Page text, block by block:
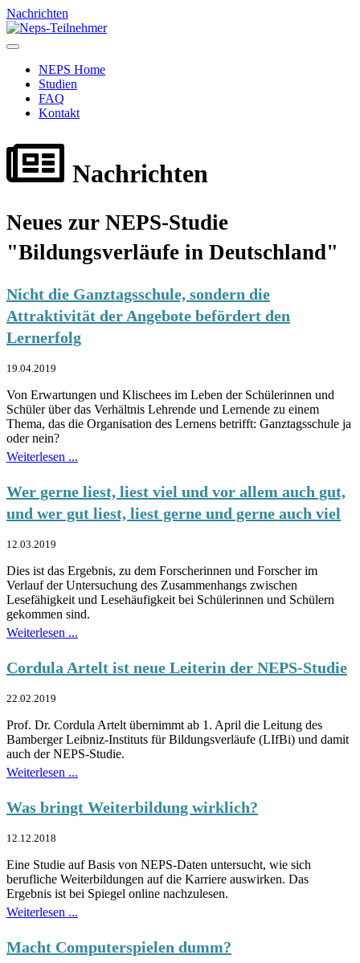
Nachrichten
Toggle
navigationNEPS Home
Studien
FAQ
Kontakt
Nachrichten
Neues zur NEPS-Studie
"Bildungsverläufe in Deutschland"
Nicht die Ganztagsschule, sondern die
Attraktivität der Angebote befördert den
Lernerfolg
19.04.2019
Von Erwartungen und Klischees im Leben der Schülerinnen und
Schüler über das Verhältnis Lehrende und Lernende zu einem
Thema, das die Organisation des Lernens betrifft: Ganztagsschule ja
oder nein?
Weiterlesen ...
Wer gerne liest, liest viel und vor allem auch gut,
und wer gut liest, liest gerne und gerne auch viel
12.03.2019
Dies ist das Ergebnis, zu dem Forscherinnen und Forscher im
Verlauf der Untersuchung des Zusammenhangs zwischen
Lesefähigkeit und Lesehäufigkeit bei Schülerinnen und Schülern
gekommen sind.
Weiterlesen ...
Cordula Artelt ist neue Leiterin der NEPS-Studie
22.02.2019
Prof. Dr. Cordula Artelt übernimmt ab 1. April die Leitung des
Bamberger Leibniz-Instituts für Bildungsverläufe (LIfBi) und damit
auch der NEPS-Studie.
Weiterlesen ...
Was bringt Weiterbildung wirklich?
12.12.2018
Eine Studie auf Basis von NEPS-Daten untersucht, wie sich
berufliche Weiterbildungen auf die Karriere auswirken. Das
Ergebnis ist bei Spiegel online nachzulesen.
Weiterlesen ...
Macht Computerspielen dumm?